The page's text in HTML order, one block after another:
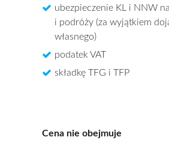
ubezpieczenie KL i NNW
i podróży (za wyjątkiem
własnego)
podatek VAT
składkę TFG i TFP
Cena nie obejmuje